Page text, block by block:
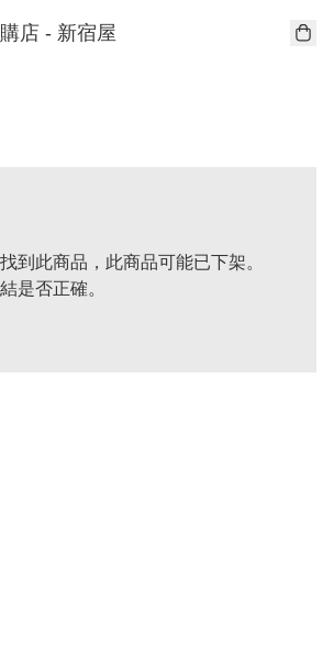
店 - 新宿屋
到此商品，此商品可能已下架。
是否正確。